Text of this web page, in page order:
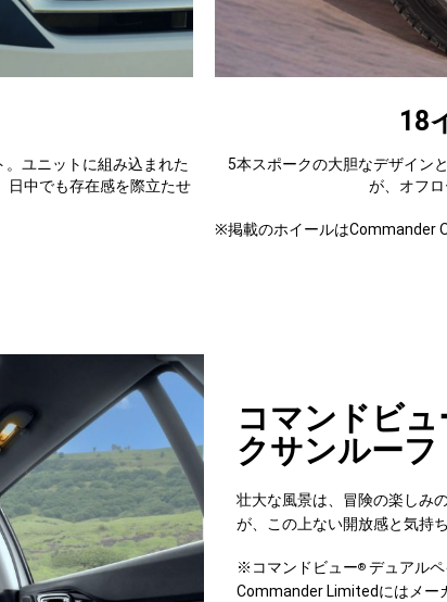
ユニットに組み込まれた
日中でも存在感を際立たせ
18
5本スポークの大胆なデザイン
が、オフ
※掲載のホイールはCommander
コマンドビュ
クサンルーフ
壮大な風景は、冒険の楽しみ
が、この上ない開放感と気持
※コマンドビュー® デュアル
Commander Limitedにはメー